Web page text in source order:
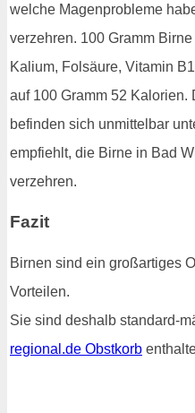
welche Magenprobleme
verzehren. 100 Gramm
Kalium, Folsäure, Vitamin
auf 100 Gramm 52
befinden sich unmittelbar
empfiehlt, die Birne in Bad
verzehren.
Fazit
Birnen sind ein großartiges
Vorteilen.
Sie sind deshalb standard-
regional.de Obstkorb